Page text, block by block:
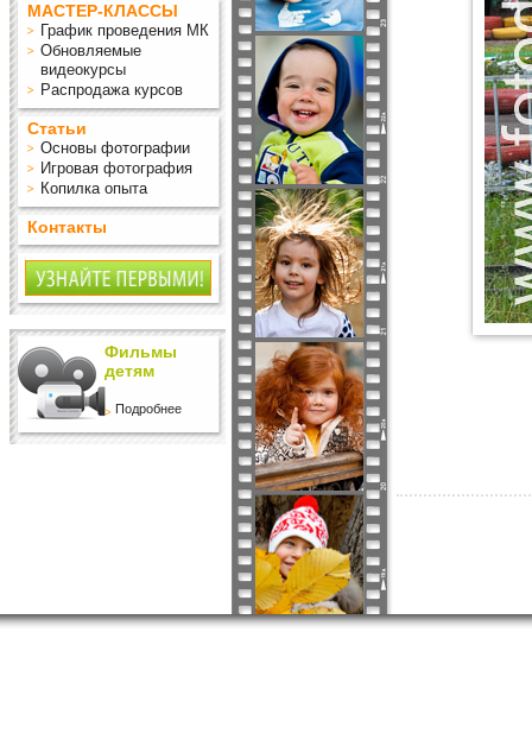
МАСТЕР-КЛАССЫ
График проведения МК
Обновляемые
видеокурсы
Распродажа курсов
Статьи
Основы фотографии
Игровая фотография
Копилка опыта
Контакты
Фильмы
детям
Подробнее